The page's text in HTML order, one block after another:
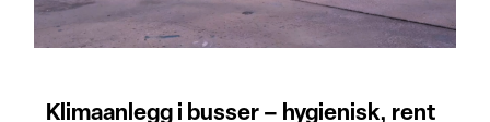
Klimaanlegg i busser – hygienisk, rent